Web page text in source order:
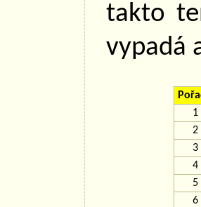
takto
vypadá
1
2
3
4
5
6